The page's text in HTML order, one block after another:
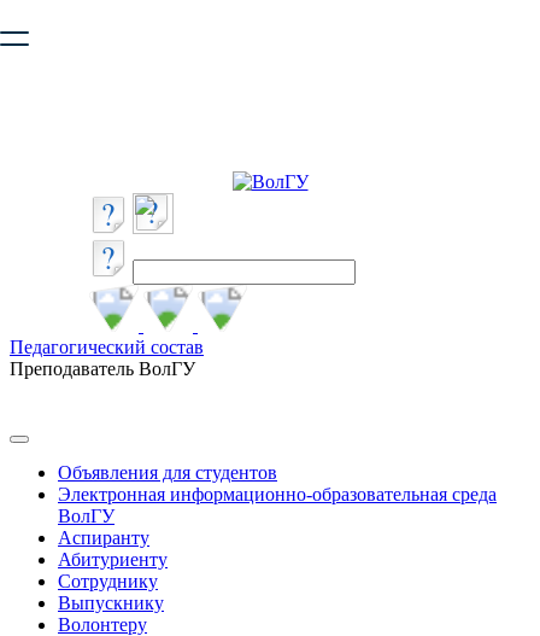
безопасную работу с сайтом. Пожалуйста
Педагогический состав
Преподаватель ВолГУ
Объявления для студентов
Электронная информационно-образовательная среда
ВолГУ
Аспиранту
Абитуриенту
Сотруднику
Выпускнику
Волонтеру